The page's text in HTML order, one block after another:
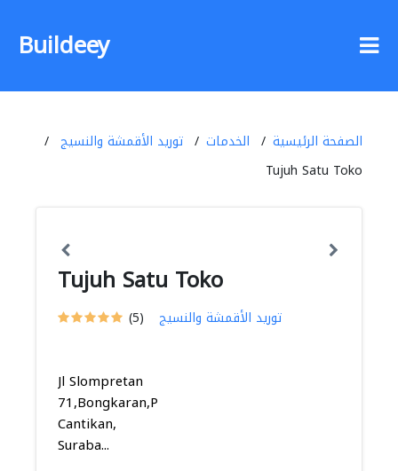
Buildeey
الصفحة الرئيسية الخدمات
توريد الأقمشة والنسيج
Tujuh Satu Toko
Tujuh Satu Toko
(5) توريد الأقمشة والنسيج
Jl Slompretan
71,Bongkaran,Pabean
Cantikan,
Suraba...